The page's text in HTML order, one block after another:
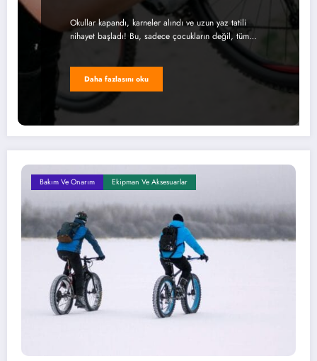
Okullar kapandı, karneler alındı ve uzun yaz tatili
nihayet başladı! Bu, sadece çocukların değil, tüm…
Daha fazlasını oku
Bakım Ve Onarım Ekipman Ve Aksesuarlar